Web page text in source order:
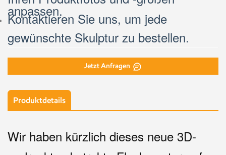
anpassen.
Kontaktieren Sie uns, um jede
gewünschte Skulptur zu bestellen.
Jetzt Anfragen
Produktdetails
Wir haben kürzlich dieses neue 3D-